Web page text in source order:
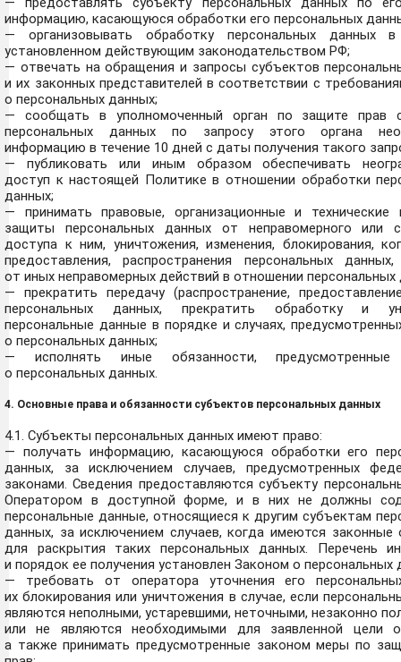
информацию, касающуюся обработки его персональных
— организовывать обработку персональных данных в
установленном действующим законодательством РФ;
— отвечать на обращения и запросы субъектов
и их законных представителей в соответствии с
о персональных данных;
— сообщать в уполномоченный орган по защите прав
персональных данных по запросу этого органа
информацию в течение 10 дней с даты получения такого
— публиковать или иным образом обеспечивать
доступ к настоящей Политике в отношении обработки
данных;
— принимать правовые, организационные и
защиты персональных данных от неправомерного или
доступа к ним, уничтожения, изменения, блокирования,
предоставления, распространения персональных
от иных неправомерных действий в отношении персональных
— прекратить передачу (распространение,
персональных данных, прекратить обработку и
персональные данные в порядке и случаях,
о персональных данных;
— исполнять иные обязанности, предусмотренные
о персональных данных.
4. Основные права и обязанности субъектов персональных данных
4.1. Субъекты персональных данных имеют право:
— получать информацию, касающуюся обработки его
данных, за исключением случаев, предусмотренных
законами. Сведения предоставляются субъекту
Оператором в доступной форме, и в них не должны
персональные данные, относящиеся к другим субъектам
данных, за исключением случаев, когда имеются законные
для раскрытия таких персональных данных. Перечень
и порядок ее получения установлен Законом о персональных
— требовать от оператора уточнения его
их блокирования или уничтожения в случае, если
являются неполными, устаревшими, неточными, незаконно
или не являются необходимыми для заявленной цели
а также принимать предусмотренные законом меры по